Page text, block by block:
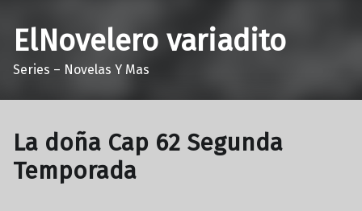
ElNovelero variadito
Series – Novelas Y Mas
La doña Cap 62 Segunda
Temporada